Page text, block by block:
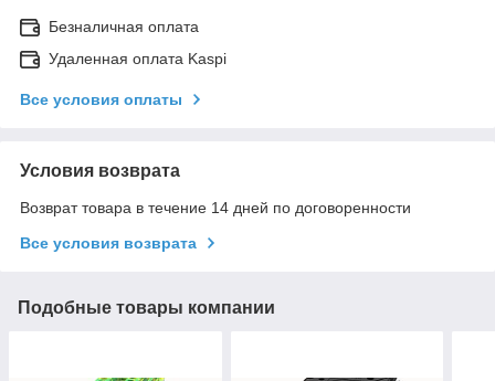
Безналичная оплата
Удаленная оплата Kaspi
Все условия оплаты
Условия возврата
Возврат товара в течение 14 дней по договоренности
Все условия возврата
Подобные товары компании